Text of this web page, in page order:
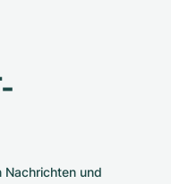
Nachrichten und